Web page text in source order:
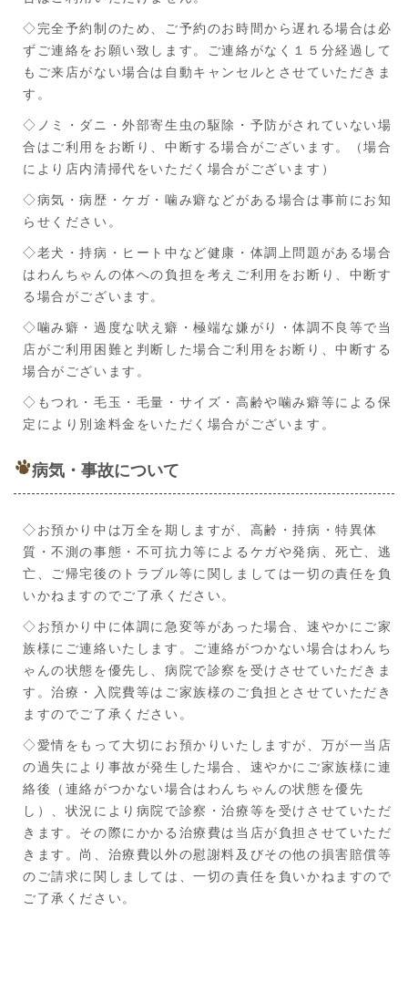
◇完全予約制のため、ご予約のお時間から遅れる場合は必
ずご連絡をお願い致します。ご連絡がなく１５分経過して
もご来店がない場合は自動キャンセルとさせていただきま
す。
◇ノミ・ダニ・外部寄生虫の駆除・予防がされていない場
合はご利用をお断り、中断する場合がございます。（場合
により店内清掃代をいただく場合がございます）
◇病気・病歴・ケガ・噛み癖などがある場合は事前にお知
らせください。
◇老犬・持病・ヒート中など健康・体調上問題がある場合
はわんちゃんの体への負担を考えご利用をお断り、中断す
る場合がございます。
◇噛み癖・過度な吠え癖・極端な嫌がり・体調不良等で当
店がご利用困難と判断した場合ご利用をお断り、中断する
場合がございます。
◇もつれ・毛玉・毛量・サイズ・高齢や噛み癖等による保
定により別途料金をいただく場合がございます。
病気・事故について
◇お預かり中は万全を期しますが、高齢・持病・特異体
質・不測の事態・不可抗力等によるケガや発病、死亡、逃
亡、ご帰宅後のトラブル等に関しましては一切の責任を負
いかねますのでご了承ください。
◇お預かり中に体調に急変等があった場合、速やかにご家
族様にご連絡いたします。ご連絡がつかない場合はわんち
ゃんの状態を優先し、病院で診察を受けさせていただきま
す。治療・入院費等はご家族様のご負担とさせていただき
ますのでご了承ください。
◇愛情をもって大切にお預かりいたしますが、万が一当店
の過失により事故が発生した場合、速やかにご家族様に連
絡後（連絡がつかない場合はわんちゃんの状態を優先
し）、状況により病院で診察・治療等を受けさせていただ
きます。その際にかかる治療費は当店が負担させていただ
きます。尚、治療費以外の慰謝料及びその他の損害賠償等
のご請求に関しましては、一切の責任を負いかねますので
ご了承ください。